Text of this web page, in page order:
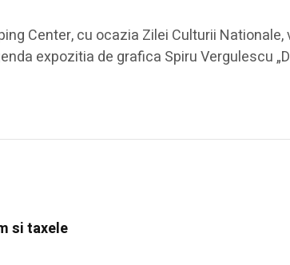
Center, cu ocazia Zilei Culturii
expozitia de grafica Spiru Vergulescu
si taxele